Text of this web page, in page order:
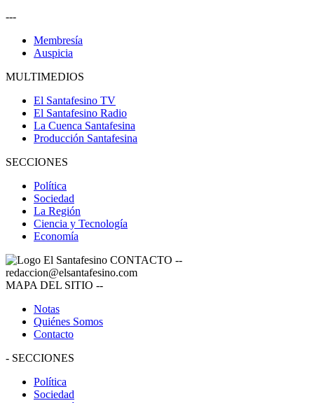
---
Membresía
Auspicia
MULTIMEDIOS
El Santafesino TV
El Santafesino Radio
La Cuenca Santafesina
Producción Santafesina
SECCIONES
Política
Sociedad
La Región
Ciencia y Tecnología
Economía
CONTACTO --
redaccion@elsantafesino.com
MAPA DEL SITIO --
Notas
Quiénes Somos
Contacto
- SECCIONES
Política
Sociedad